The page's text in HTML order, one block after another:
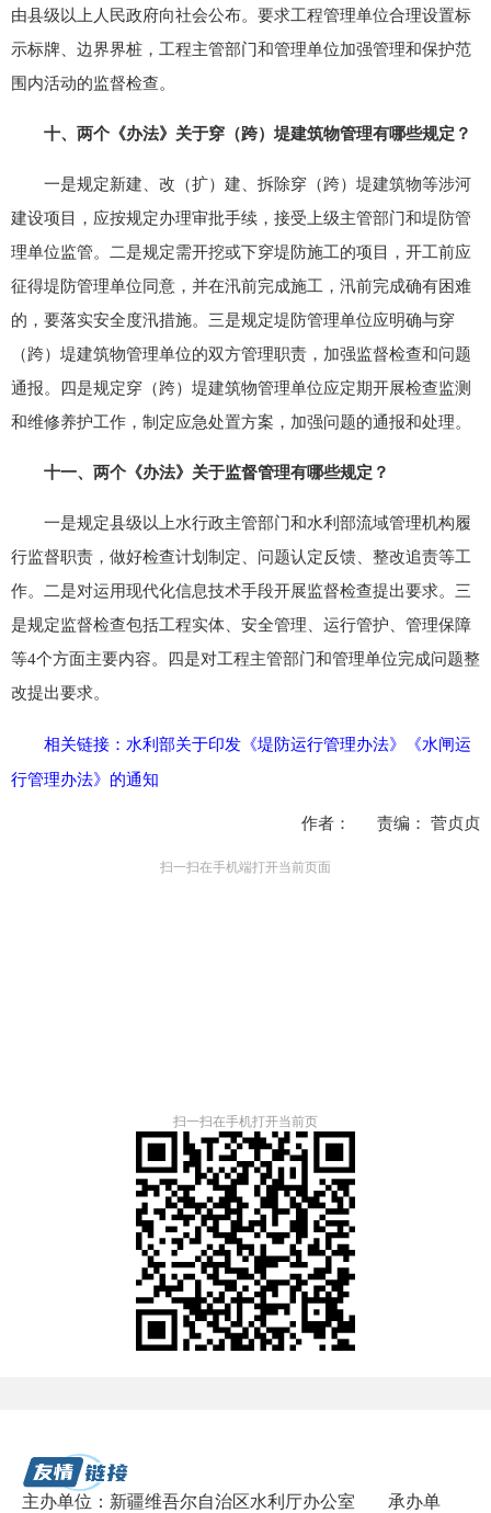
由县级以上人民政府向社会公布。要求工程管理单位合理设置标
示标牌、边界界桩，工程主管部门和管理单位加强管理和保护范
围内活动的监督检查。
十、两个《办法》关于穿（跨）堤建筑物管理有哪些规定？
一是规定新建、改（扩）建、拆除穿（跨）堤建筑物等涉河
建设项目，应按规定办理审批手续，接受上级主管部门和堤防管
理单位监管。二是规定需开挖或下穿堤防施工的项目，开工前应
征得堤防管理单位同意，并在汛前完成施工，汛前完成确有困难
的，要落实安全度汛措施。三是规定堤防管理单位应明确与穿
（跨）堤建筑物管理单位的双方管理职责，加强监督检查和问题
通报。四是规定穿（跨）堤建筑物管理单位应定期开展检查监测
和维修养护工作，制定应急处置方案，加强问题的通报和处理。
十一、两个《办法》关于监督管理有哪些规定？
一是规定县级以上水行政主管部门和水利部流域管理机构履
行监督职责，做好检查计划制定、问题认定反馈、整改追责等工
作。二是对运用现代化信息技术手段开展监督检查提出要求。三
是规定监督检查包括工程实体、安全管理、运行管护、管理保障
等4个方面主要内容。四是对工程主管部门和管理单位完成问题整
改提出要求。
相关链接： 水利部关于印发《堤防运行管理办法》《水闸运
行管理办法》的通知
作者： 责编： 菅贞贞
扫一扫在手机端打开当前页面
扫一扫在手机打开当前页
主办单位：新疆维吾尔自治区水利厅办公室 承办单